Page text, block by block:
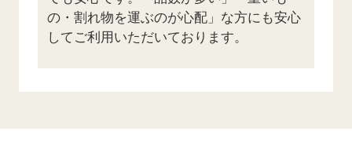
の・割れ物を運ぶのが心配」な方にも安心
してご利用いただいております。